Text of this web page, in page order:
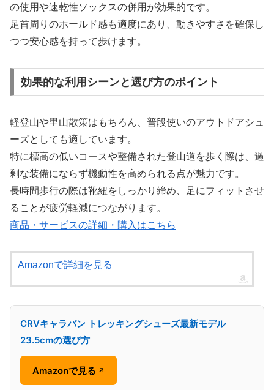
の使用や速乾性ソックスの併用が効果的です。
足首周りのホールド感も適度にあり、動きやすさを確保し
つつ安心感を持って歩けます。
効果的な利用シーンと選び方のポイント
軽登山や里山散策はもちろん、普段使いのアウトドアシュ
ーズとしても適しています。
特に標高の低いコースや整備された登山道を歩く際は、過
剰な装備にならず機動性を高められる点が魅力です。
長時間歩行の際は靴紐をしっかり締め、足にフィットさせ
ることが疲労軽減につながります。
商品・サービスの詳細・購入はこちら
Amazonで詳細を見る
CRVキャラバン トレッキングシューズ最新モデル
23.5cmの選び方
Amazonで見る ↗